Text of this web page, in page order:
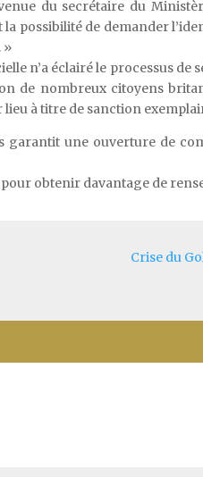
du secrétaire du
possibilité de demander
»
n’a éclairé le processus de
de nombreux citoyens
à titre de sanction
garantit une ouverture de
pour obtenir davantage de
Crise du